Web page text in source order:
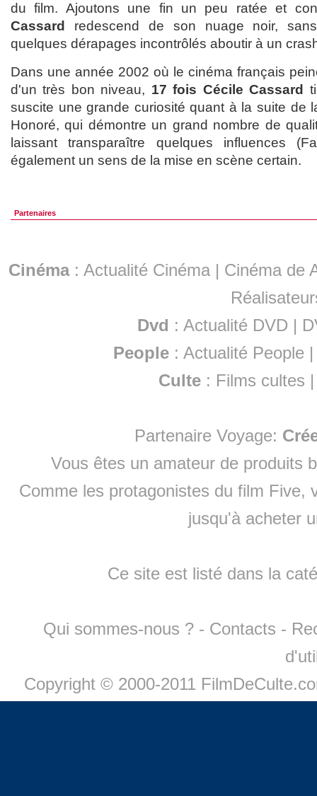
du film. Ajoutons une fin un peu ratée et
Cassard
redescend de son nuage noir,
quelques dérapages incontrôlés aboutir à un
Dans une année 2002 où le cinéma français
d'un très bon niveau, 17 fois Cécile Cassard
suscite une grande curiosité quant à la suite de
Honoré, qui démontre un grand nombre de
laissant transparaître quelques influences
également un sens de la mise en scène certain.
Partenaires
Cinéma: Actualité Cinéma | Cinéma de
Dvd : Actualité DVD |
People :Actualité People
Culte : Films cultes
Partenaire Voyage:
Vous êtes un amateur de produits
Comme les protagonistes du film Five,
jusqu'à acheter
Ce site est listé dans la
Qui sommes-nous ? - Contacts -
Copyright © 2000-2011